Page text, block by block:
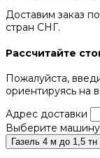
Доставим заказ
стран СНГ.
Рассчитайте
Пожалуйста,
ориентируясь на
Адрес доставки
Выберите машину
Газель 4 м до 1,5 тн